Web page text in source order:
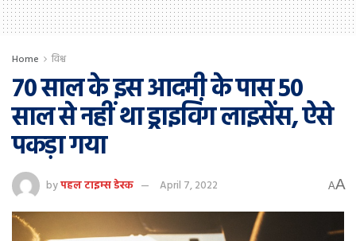
Home विश्व
70 साल के इस आदमी के पास 50
साल से नहीं था ड्राइविंग लाइसेंस, ऐसे
पकड़ा गया
byपहल टाइम्स डेस्क April 7, 2022 AA